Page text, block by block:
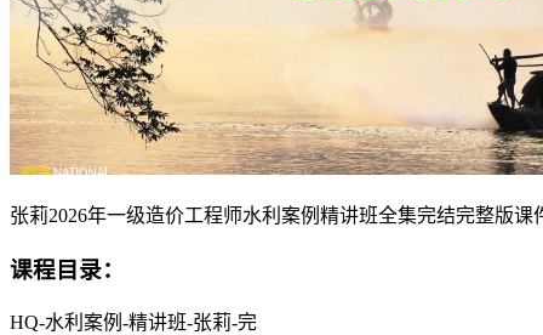
张莉2026年一级造价工程师水利案例精讲班全集完结完整版课
课程目录：
HQ-水利案例-精讲班-张莉-完